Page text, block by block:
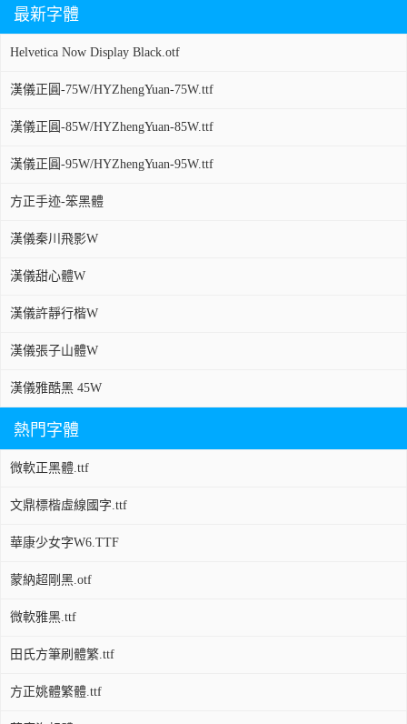
最新字體
Helvetica Now Display Black.otf
漢儀正圓-75W/HYZhengYuan-75W.ttf
漢儀正圓-85W/HYZhengYuan-85W.ttf
漢儀正圓-95W/HYZhengYuan-95W.ttf
方正手迹-笨黑體
漢儀秦川飛影W
漢儀甜心體W
漢儀許靜行楷W
漢儀張子山體W
漢儀雅酷黑 45W
熱門字體
微軟正黑體.ttf
文鼎標楷虛線國字.ttf
華康少女字W6.TTF
蒙納超剛黑.otf
微軟雅黑.ttf
田氏方筆刷體繁.ttf
方正姚體繁體.ttf